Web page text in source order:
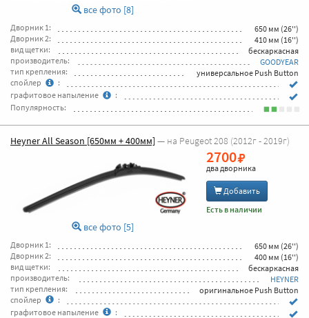
все фото [8]
Дворник 1:
650 мм (26'')
Дворник 2:
410 мм (16'')
вид щетки:
бескаркасная
производитель:
GOODYEAR
тип крепления:
универсальное Push Button
спойлер
:
графитовое напыление
:
Популярность:
Heyner All Season [650мм + 400мм] — на Peugeot 208 (2012г - 2019г)
все фото [5]
2700
два дворника
Добавить
Есть в наличии
Дворник 1:
650 мм (26'')
Дворник 2:
400 мм (16'')
вид щетки:
бескаркасная
производитель:
HEYNER
тип крепления:
оригинальное Push Button
спойлер
:
графитовое напыление
: